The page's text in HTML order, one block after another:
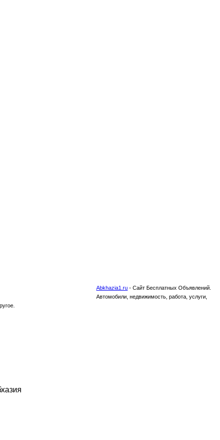
Abkhazia1.ru - Сайт Бесплатных Объявлений.
Автомобили, недвижимость, работа, услуги,